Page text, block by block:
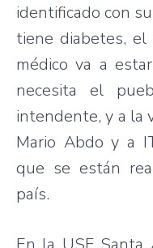
identificado con
tiene diabetes,
médico va a
necesita el
intendente, y a la
Mario Abdo y a
que se están
país.